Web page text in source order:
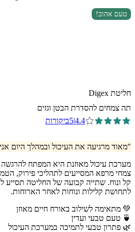
טעם אהוב!
חליטת Digex
תה צמחים להסדרת הבטן וגזים
4.4
|
5ביקורות
"מאוד מרגיעה את העיכול ובמהלך היום
צמחי מרפא המסייעים לתהליכי פירוק,
קל ונוח. שתייה קבועה של החליטה תסייע
לתחושת קלילות ונוחות לאחר הארוחות.
💚 מתאימה לשילוב באורח חיים מאוזן
🍵 טעם טבעי ועדין
🌿 פתרון טבעי לתמיכה במערכת העיכול